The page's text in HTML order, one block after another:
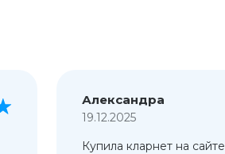
Александра
19.12.2025
Купила кларнет на